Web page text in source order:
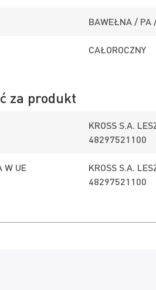
BAWEŁNA / PA
CAŁOROCZNY
za produkt
KROSS S.A.
48297521100
W UE KROSS S.A.
48297521100